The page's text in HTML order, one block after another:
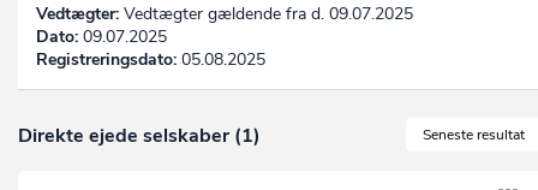
Vedtægter: Vedtægter gældende fra d. 09.07.2025
Dato: 09.07.2025
Registreringsdato: 05.08.2025
Seneste resultat
Direkte ejede selskaber (1)